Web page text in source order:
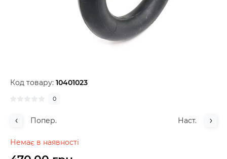
Код товару: 10401023
0
Попер. Наст.
Немає в наявності